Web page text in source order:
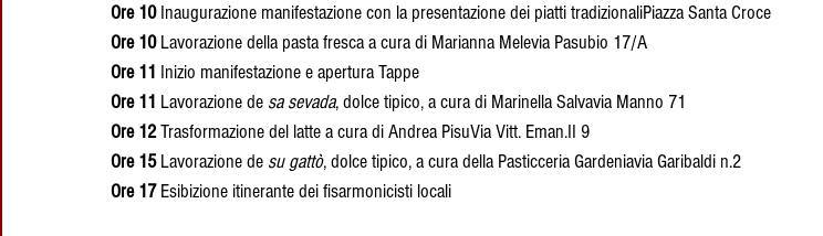
Ore 10 Inaugurazione manifestazione con la presentazione dei piatti tradizionaliPiazza Santa Croce
Ore 10 Lavorazione della pasta fresca a cura di Marianna Melevia Pasubio 17/A
Ore 11 Inizio manifestazione e apertura Tappe
Ore 11 Lavorazione de sa sevada, dolce tipico, a cura di Marinella Salvavia Manno 71
Ore 12 Trasformazione del latte a cura di Andrea PisuVia Vitt. Eman.II 9
Ore 15 Lavorazione de su gattò, dolce tipico, a cura della Pasticceria Gardeniavia Garibaldi n.2
Ore 17 Esibizione itinerante dei fisarmonicisti locali